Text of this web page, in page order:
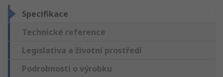
Specifikace
Technické reference
Legislativa a životní prostředí
Podrobnosti o výrobku